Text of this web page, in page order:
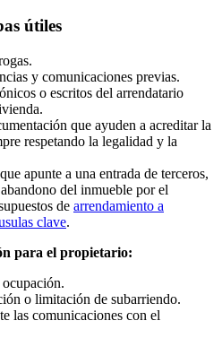
útiles
y comunicaciones previas.
o escritos del arrendatario
que ayuden a acreditar la
respetando la legalidad y la
apunte a una entrada de terceros,
del inmueble por el
de arrendamiento a
clave.
para el propietario:
o limitación de subarriendo.
las comunicaciones con el